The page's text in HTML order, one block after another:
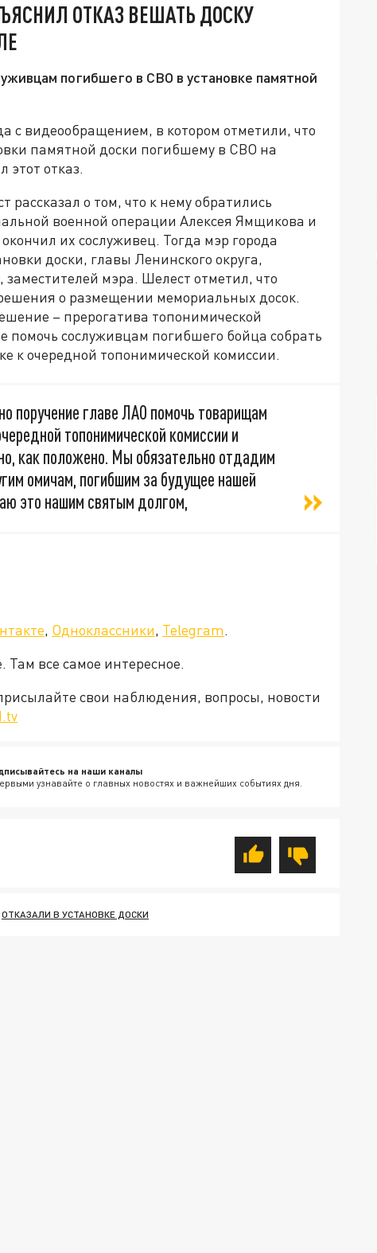
ОТКАЗ ВЕШАТЬ ДОСКУ
погибшего в СВО в установке памятной
с видеообращением, в котором отметили, что
памятной доски погибшему в СВО на
отказ.
о том, что к нему обратились
военной операции Алексея Ямщикова и
их сослуживец. Тогда мэр города
доски, главы Ленинского округа,
мэра. Шелест отметил, что
о размещении мемориальных досок.
– прерогатива топонимической
помочь сослуживцам погибшего бойца собрать
к очередной топонимической комиссии.
поручение главе ЛАО помочь товарищам
топонимической комиссии и
как положено. Мы обязательно отдадим
омичам, погибшим за будущее нашей
это нашим святым долгом,
, Одноклассники, Telegram.
Там все самое интересное.
свои наблюдения, вопросы, новости
на наши каналы
узнавайте о главных новостях и важнейших событиях дня.
ОТКАЗАЛИ В УСТАНОВКЕ ДОСКИ